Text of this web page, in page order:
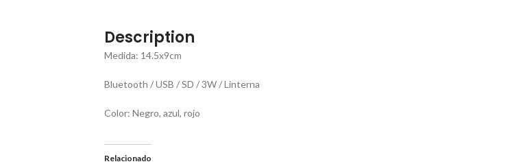
Description
Medida: 14.5x9cm
Bluetooth / USB / SD / 3W / Linterna
Color: Negro, azul, rojo
Relacionado